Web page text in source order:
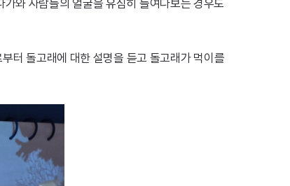
와 사람들의 얼굴을 유심히 들여다보는 경우도
터 돌고래에 대한 설명을 듣고 돌고래가 먹이를